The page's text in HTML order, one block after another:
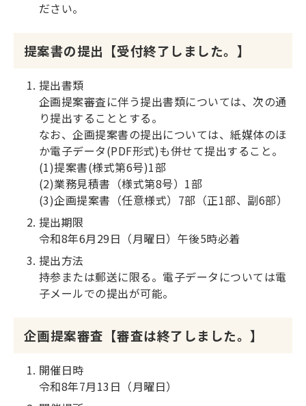
ださい。
提案書の提出【受付終了しました。】
提出書類
企画提案審査に伴う提出書類については、次の通
り提出することとする。
なお、企画提案書の提出については、紙媒体のほ
か電子データ(PDF形式)も併せて提出すること。
(1)提案書(様式第6号)1部
(2)業務見積書（様式第8号）1部
(3)企画提案書（任意様式）7部（正1部、副6部）
提出期限
令和8年6月29日（月曜日）午後5時必着
提出方法
持参または郵送に限る。電子データについては電
子メールでの提出が可能。
企画提案審査【審査は終了しました。】
開催日時
令和8年7月13日（月曜日）